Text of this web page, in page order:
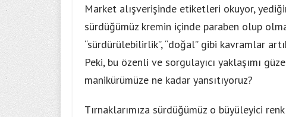
Market alışverişinde etiketleri okuyor,
sürdüğümüz kremin içinde paraben olup
“sürdürülebilirlik”, “doğal” gibi kavramlar
Peki, bu özenli ve sorgulayıcı yaklaşımı
manikürümüze ne kadar yansıtıyoruz?
Tırnaklarımıza sürdüğümüz o büyüleyici